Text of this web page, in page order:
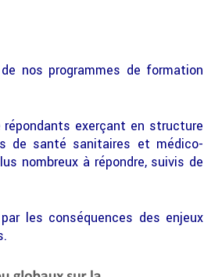
nos programmes de formation
exerçant en structure
de santé sanitaires et médico-
nombreux à répondre, suivis de
les conséquences des enjeux